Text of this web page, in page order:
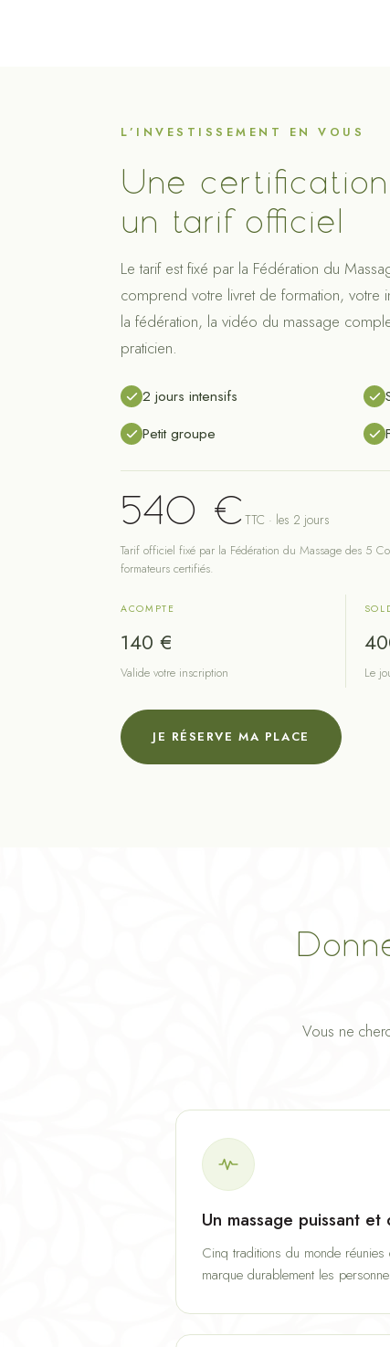
L’INVESTISSEMENT EN VOUS
Une certification
un tarif officiel
Le tarif est fixé par la Fédération du
comprend votre livret de formation, votre
la fédération, la vidéo du massage
praticien.
2 jours intensifs
Petit groupe
540 € TTC · les 2 jours
Tarif officiel fixé par la Fédération du Massage des 5
formateurs certifiés.
ACOMPTE
140 €
Valide votre inscription Le
JE RÉSERVE MA PLACE
Vous ne
Un massage puissant
Cinq traditions du monde
marque durablement les